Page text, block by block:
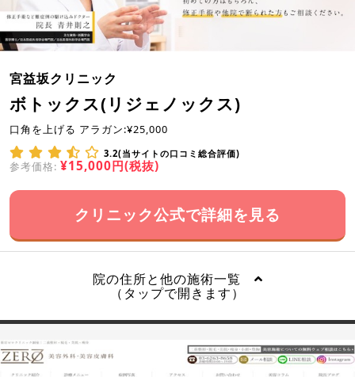
宮益坂クリニック
ボトックス(リジェノックス)
口角を上げる アラガン:¥25,000
3.2(当サイトの口コミ総合評価)
参考価格: ¥15,000円(税抜)
クリニック公式で詳細を見る
院の住所と他の施術一覧
（タップで開きます）